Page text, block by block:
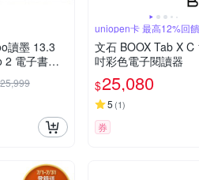
讀墨 13.3
2 電子書平
uniopen卡 最高12%回饋
文石 BOOX Tab X C
吋彩色電子閱讀器
$25,080
5 (1)
券